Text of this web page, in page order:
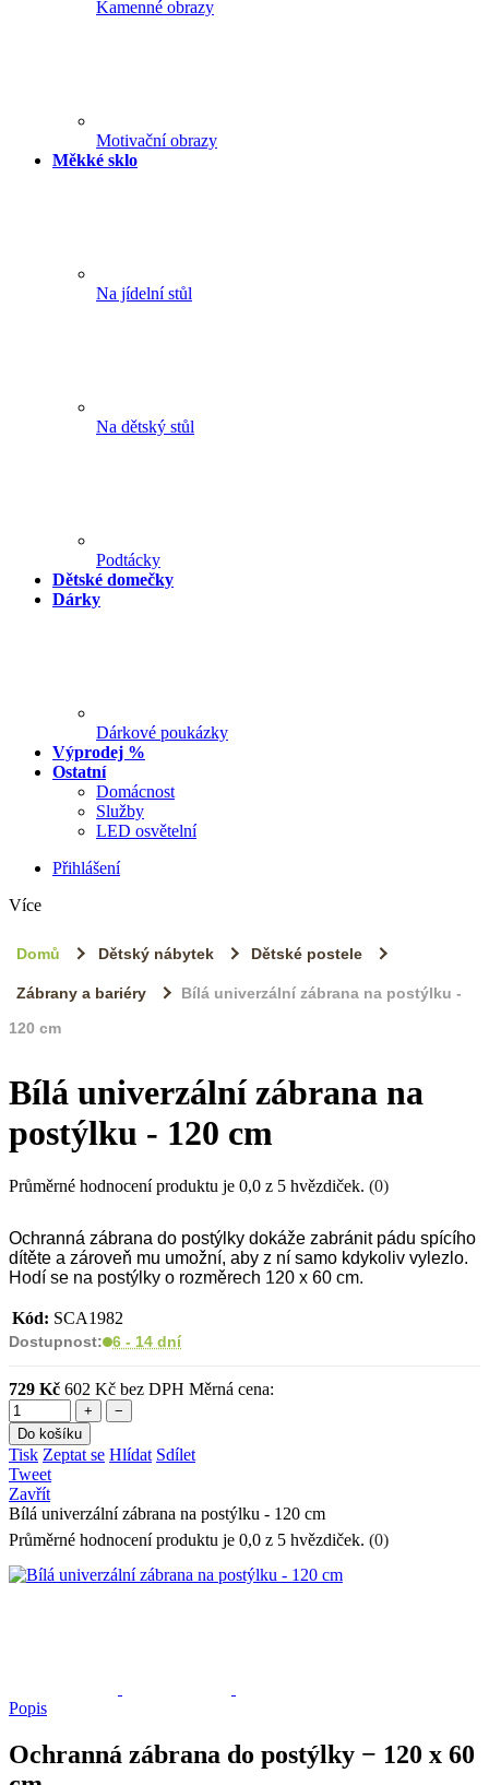
Kamenné obrazy
Motivační obrazy
Měkké sklo
Na jídelní stůl
Na dětský stůl
Podtácky
Dětské domečky
Dárky
Dárkové poukázky
Výprodej %
Ostatní
Domácnost
Služby
LED osvětelní
Přihlášení
Více
Domů Dětský nábytek Dětské postele
Zábrany a bariéry Bílá univerzální zábrana na postýlku -
120 cm
Bílá univerzální zábrana na
postýlku - 120 cm
Průměrné hodnocení produktu je 0,0 z 5 hvězdiček. (0)
Ochranná zábrana do postýlky dokáže zabránit pádu spícího
dítěte a zároveň mu umožní, aby z ní samo kdykoliv vylezlo.
Hodí se na postýlky o rozměrech 120 x 60 cm.
Kód: SCA1982
Dostupnost: 6 - 14 dní
729 Kč 602 Kč bez DPH Měrná cena:
+
−
Do košíku
Tisk Zeptat se Hlídat Sdílet
Tweet
Zavřít
Bílá univerzální zábrana na postýlku - 120 cm
Průměrné hodnocení produktu je 0,0 z 5 hvězdiček. (0)
Popis
Ochranná zábrana do postýlky − 120 x 60